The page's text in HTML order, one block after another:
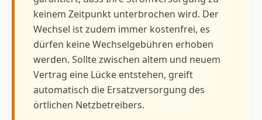
keinem Zeitpunkt unterbrochen wird. Der
Wechsel ist zudem immer kostenfrei, es
dürfen keine Wechselgebühren erhoben
werden. Sollte zwischen altem und neuem
Vertrag eine Lücke entstehen, greift
automatisch die Ersatzversorgung des
örtlichen Netzbetreibers.